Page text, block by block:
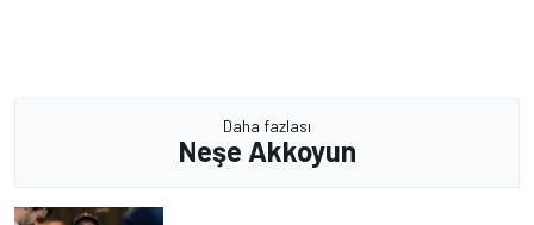
Daha fazlası
Neşe Akkoyun